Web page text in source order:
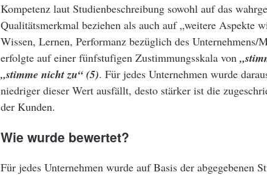
Kompetenz laut Studienbeschreibung sowohl auf das
Qualitätsmerkmal beziehen als auch auf „weitere Aspekte
Wissen, Lernen, Performanz bezüglich des Unternehmens/
erfolgte auf einer fünfstufigen Zustimmungsskala von
„stimme nicht zu“ (5). Für jedes Unternehmen wurde
niedriger dieser Wert ausfällt, desto stärker ist die
der Kunden.
Wie wurde bewertet?
Für jedes Unternehmen wurde auf Basis der abgegebenen